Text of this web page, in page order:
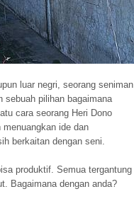
luar negri, seorang seniman
sebuah pilihan bagaimana
cara seorang Heri Dono
ide dan
berkaitan dengan seni.
produktif. Semua tergantung
Bagaimana dengan anda?